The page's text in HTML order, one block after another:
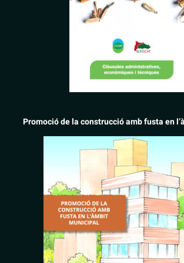
Promoció de la construcció amb fusta en